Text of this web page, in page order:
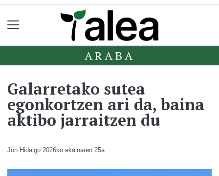
ARABA
Galarretako sutea
egonkortzen ari da, baina
aktibo jarraitzen du
Jon Hidalgo 2026ko ekainaren 25a